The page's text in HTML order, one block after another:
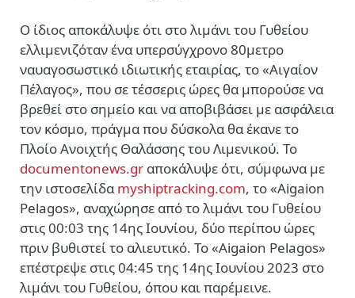
Ο ίδιος αποκάλυψε ότι στο λιμάνι του Γυθείου
ελλιμενιζόταν ένα υπερσύγχρονο 80μετρο
ναυαγοσωστικό ιδιωτικής εταιρίας, το «Αιγαίον
Πέλαγος», που σε τέσσερις ώρες θα μπορούσε να
βρεθεί στο σημείο και να αποβιβάσει με ασφάλεια
τον κόσμο, πράγμα που δύσκολα θα έκανε το
Πλοίο Ανοιχτής Θαλάσσης του Λιμενικού. Το
documentonews.gr αποκάλυψε ότι, σύμφωνα με
την ιστοσελίδαmyshiptracking.com, το «Aigaion
Pelagos», αναχώρησε από το λιμάνι του Γυθείου
στις 00:03 της 14ης Ιουνίου, δύο περίπου ώρες
πριν βυθιστεί το αλιευτικό. Το «Aigaion Pelagos»
επέστρεψε στις 04:45 της 14ης Ιουνίου 2023 στο
λιμάνι του Γυθείου, όπου και παρέμεινε.